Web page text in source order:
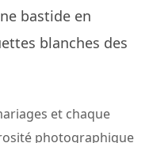
bastide en
blanches des
et chaque
photographique